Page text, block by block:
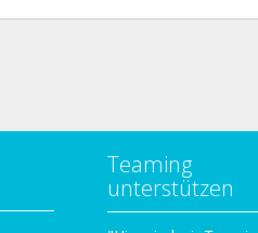
Teaming
unterstützen